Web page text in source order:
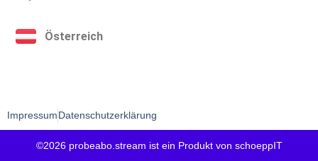
Österreich
ImpressumDatenschutzerklärung
©2026 probeabo.stream ist ein Produkt von schoeppIT